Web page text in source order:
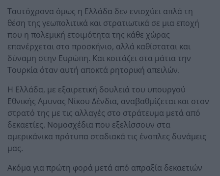
Ταυτόχρονα όμως η Ελλάδα δεν ενισχύει απλά τη
θέση της γεωπολιτικά και στρατιωτικά σε μια εποχή
που η πολεμική ετοιμότητα της κάθε χώρας
επανέρχεται στο προσκήνιο, αλλά καθίσταται και
δύναμη στην Ευρώπη. Και κοιτάζει στα μάτια την
Τουρκία όταν αυτή αποκτά ρητορική απειλών.
Η Ελλάδα, με εξαιρετική δουλειά του υπουργού
Εθνικής Αμυνας Νίκου Δένδια, αναβαθμίζεται και στον
στρατό της με τις αλλαγές στο στράτευμα μετά από
δεκαετίες. Νομοσχέδια που εξελίσσουν στα
αμερικάνικα πρότυπα σταδιακά τις ένοπλες δυνάμεις
μας.
Ακόμα για πρώτη φορά μετά από απραξία δεκαετιών